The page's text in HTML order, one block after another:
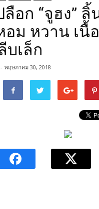
ลือก “จูฮง” ลิ้
ม หวาน เนื้
บเล็ก
- พฤษภาคม 30, 2018